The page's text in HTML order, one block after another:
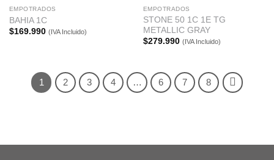
EMPOTRADOS
BAHIA 1C
$169.990 (IVA Incluido)
EMPOTRADOS
STONE 50 1C 1E TG
METALLIC GRAY
$279.990 (IVA Incluido)
1 2 3 4 … 6 7 8